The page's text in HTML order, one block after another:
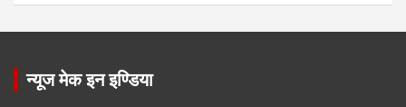
न्यूज मेक इन इण्डिया